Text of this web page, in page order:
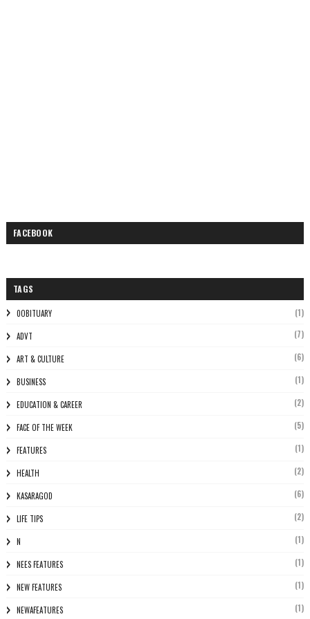
FACEBOOK
TAGS
0OBITUARY (1)
ADVT (7)
ART & CULTURE (6)
BUSINESS (1)
EDUCATION & CAREER (2)
FACE OF THE WEEK (5)
FEATURES (1)
HEALTH (2)
KASARAGOD (6)
LIFE TIPS (2)
N (1)
NEES FEATURES (1)
NEW FEATURES (1)
NEWAFEATURES (1)